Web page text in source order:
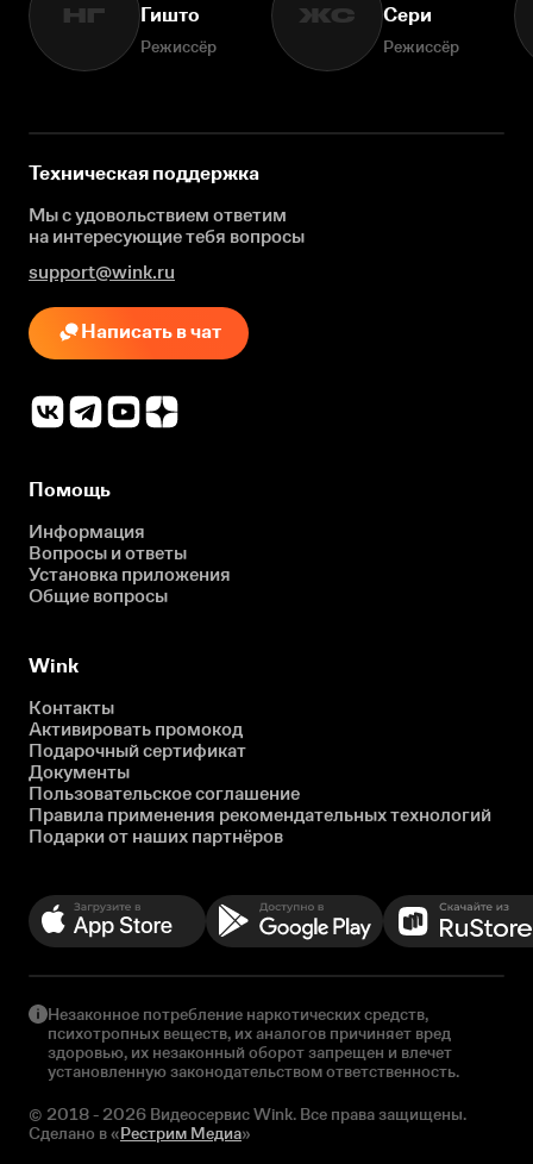
НГ
Гишто
Режиссёр
ЖС
Сери
Режиссёр
Техническая поддержка
Мы с удовольствием ответим
на интересующиетебя вопросы
support@wink.ru
Написать в чат
Помощь
Информация
Вопросы и ответы
Установка приложения
Общие вопросы
Wink
Контакты
Активировать промокод
Подарочный сертификат
Документы
Пользовательское соглашение
Правила применения рекомендательных технологий
Подарки от наших партнёров
Незаконное потребление наркотических средств,
психотропных веществ, их аналогов причиняет вред
здоровью, их незаконный оборот запрещен и влечет
установленную законодательством ответственность.
© 2018 - 2026 Видеосервис Wink. Все права защищены.
Сделано в «Рестрим Медиа»